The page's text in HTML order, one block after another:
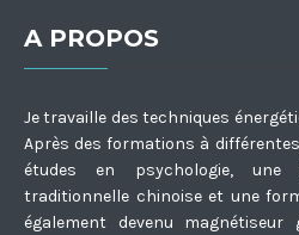
A PROPOS
Je travaille des techniques
Après des formations à
études en psychologie, une
traditionnelle chinoise et une
également devenu magnétiseur